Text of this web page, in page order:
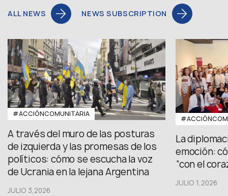
ALL NEWS NEWS SUBSCRIPTION
#ACCIÓNCOMUNITARIA
A través del muro de las posturas
de izquierda y las promesas de los
políticos: cómo se escucha la voz
de Ucrania en la lejana Argentina
JULIO 3,2026
La
emoción:
“con el
JULIO 1,2026